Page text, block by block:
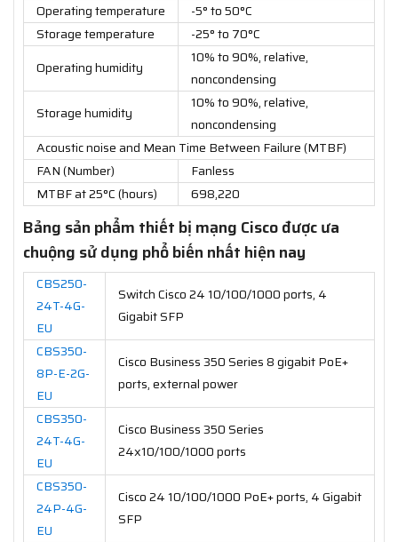
Operating temperature
-5° to 50°C
Storage temperature
-25° to 70°C
Operating humidity
10% to 90%, relative,
noncondensing
Storage humidity
10% to 90%, relative,
noncondensing
Acoustic noise and Mean Time Between Failure (MTBF)
FAN (Number)
Fanless
MTBF at 25°C (hours)
698,220
Bảng sản phẩm thiết bị mạng Cisco được ưa
chuộng sử dụng phổ biến nhất hiện nay
CBS250-
24T-4G-
EU
Switch Cisco 24 10/100/1000 ports, 4
Gigabit SFP
CBS350-
8P-E-2G-
EU
Cisco Business 350 Series 8 gigabit PoE+
ports, external power
CBS350-
24T-4G-
EU
Cisco Business 350 Series
24x10/100/1000 ports
CBS350-
24P-4G-
EU
Cisco 24 10/100/1000 PoE+ ports, 4 Gigabit
SFP